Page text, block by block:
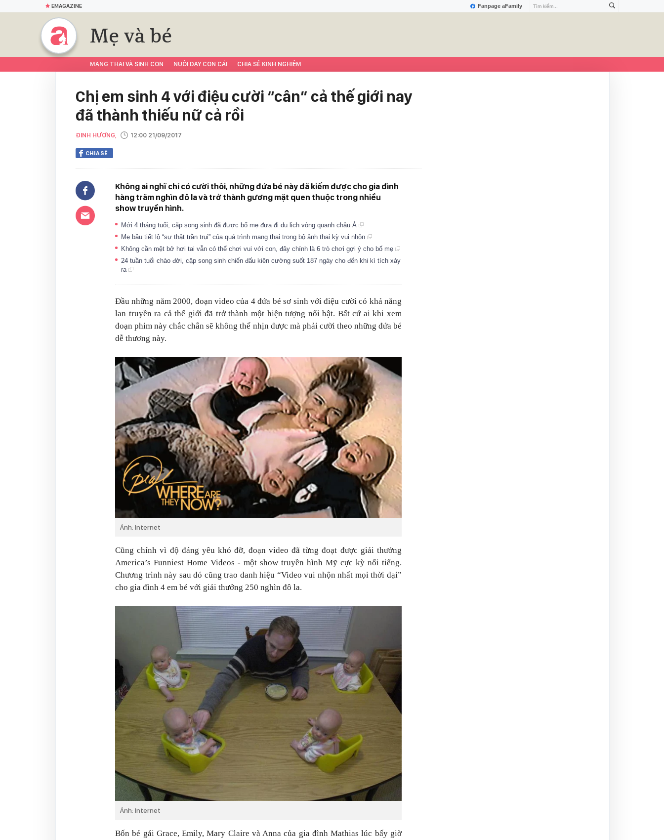
Fanpage aFamily
EMAGAZINE
Mẹ và bé
MANG THAI VÀ SINH CON NUÔI DẠY CON CÁI CHIA SẺ KINH NGHIỆM
Chị em sinh 4 với điệu cười “cân” cả thế giới nay
đã thành thiếu nữ cả rồi
ĐINH HƯƠNG, 12:00 21/09/2017
CHIA SẺ
Không ai nghĩ chỉ có cười thôi, những đứa bé này đã kiếm được cho gia đình
hàng trăm nghìn đô la và trở thành gương mặt quen thuộc trong nhiều
show truyền hình.
Mới 4 tháng tuổi, cặp song sinh đã được bố mẹ đưa đi du lịch vòng quanh châu Á
Mẹ bầu tiết lộ “sự thật trần trụi” của quá trình mang thai trong bộ ảnh thai kỳ vui nhộn
Không cần mệt bở hơi tai vẫn có thể chơi vui với con, đây chính là 6 trò chơi gợi ý cho bố mẹ
24 tuần tuổi chào đời, cặp song sinh chiến đấu kiên cường suốt 187 ngày cho đến khi kì tích xảy
ra
Đầu những năm 2000, đoạn video của 4 đứa bé sơ sinh với điệu cười có khả năng
lan truyền ra cả thế giới đã trở thành một hiện tượng nổi bật. Bất cứ ai khi xem
đoạn phim này chắc chắn sẽ không thể nhịn được mà phải cười theo những đứa bé
dễ thương này.
Ảnh: Internet
Cũng chính vì độ đáng yêu khó đỡ, đoạn video đã từng đoạt được giải thưởng
America’s Funniest Home Videos - một show truyền hình Mỹ cực kỳ nổi tiếng.
Chương trình này sau đó cũng trao danh hiệu “Video vui nhộn nhất mọi thời đại”
cho gia đình 4 em bé với giải thưởng 250 nghìn đô la.
Ảnh: Internet
Bốn bé gái Grace, Emily, Mary Claire và Anna của gia đình Mathias lúc bấy giờ